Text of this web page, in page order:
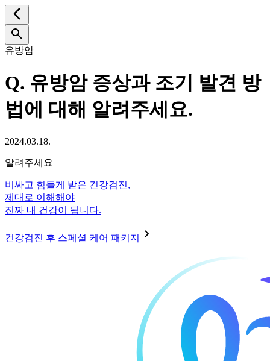
유방암
Q. 유방암 증상과 조기 발견 방
법에 대해 알려주세요.
2024.03.18.
알려주세요
비싸고 힘들게 받은 건강검진,
제대로 이해해야
진짜 내 건강이 됩니다.
건강검진 후 스페셜 케어 패키지